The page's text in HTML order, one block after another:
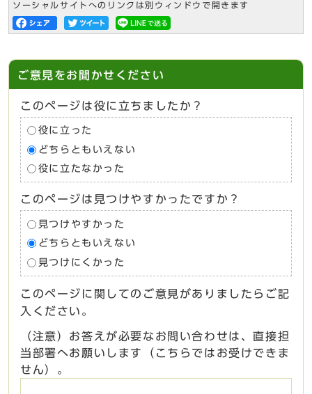
ソーシャルサイトへのリンクは別ウィンドウで開きます
ご意見をお聞かせください
このページは役に立ちましたか？
役に立った
どちらともいえない
役に立たなかった
このページは見つけやすかったですか？
見つけやすかった
どちらともいえない
見つけにくかった
このページに関してのご意見がありましたらご記
入ください。
（注意）お答えが必要なお問い合わせは、直接担
当部署へお願いします（こちらではお受けできま
せん）。